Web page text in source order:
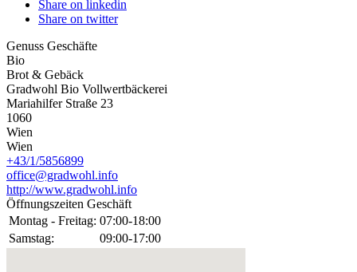
Share on linkedin
Share on twitter
Genuss Geschäfte
Bio
Brot & Gebäck
Gradwohl Bio Vollwertbäckerei
Mariahilfer Straße 23
1060
Wien
Wien
+43/1/5856899
office@gradwohl.info
http://www.gradwohl.info
Öffnungszeiten Geschäft
Montag - Freitag: 07:00-18:00
Samstag:
09:00-17:00